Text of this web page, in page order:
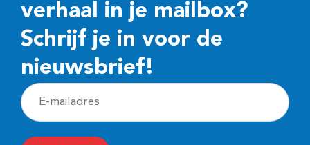
verhaal in je mailbox?
Schrijf je in voor de
nieuwsbrief!
E
-
m